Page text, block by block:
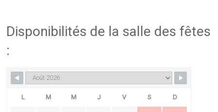
Disponibilités de la salle des fêtes
:
L M M J V S D